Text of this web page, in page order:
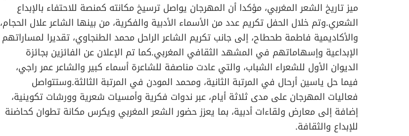
ميز تاريخ الشعر المغربي، مؤكدا أن المهرجان يواصل ترسيخ مكانته كمنصة للاحتفاء بالإبداع
الشعري.وتم خلال الحفل تكريم عدد من الأسماء الأدبية والفكرية، من بينها الشاعر علال الحجام،
والأكاديمية فاطمة طحطاح، إلى جانب تكريم الشاعر الراحل محمد الطنجاوي، تقديرا لمساراتهم
الإبداعية وإسهاماتهم في المشهد الثقافي المغربي.كما تم الإعلان عن الفائزين بجائزة
الديوان الأول للشعراء الشباب، والتي عادت مناصفة للشاعرة أسماء كبير والشاعر عمر راجي،
فيما حل ياسين أرحال في المرتبة الثانية، ومحمد المودن في المرتبة الثالثة.وستتواصل
فعاليات المهرجان على مدى ثلاثة أيام، عبر ندوات فكرية وأمسيات شعرية وورشات تكوينية،
إضافة إلى معارض ولقاءات أدبية، بما يعزز حضور الشعر المغربي ويكرس مكانة تطوان كحاضنة
للإبداع والثقافة.